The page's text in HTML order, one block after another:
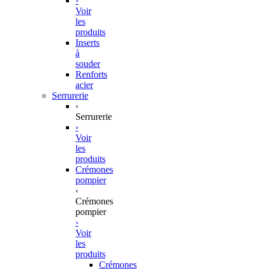
Voir
les
produits
Inserts
à
souder
Renforts
acier
Serrurerie
‹
Serrurerie
›
Voir
les
produits
Crémones
pompier
‹
Crémones
pompier
›
Voir
les
produits
Crémones